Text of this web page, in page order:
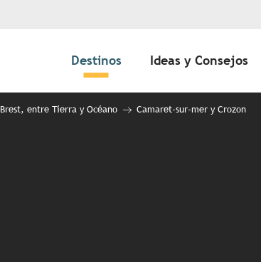
Destinos Ideas y Consejos
Brest, entre Tierra y Océano Camaret-sur-mer y Crozon